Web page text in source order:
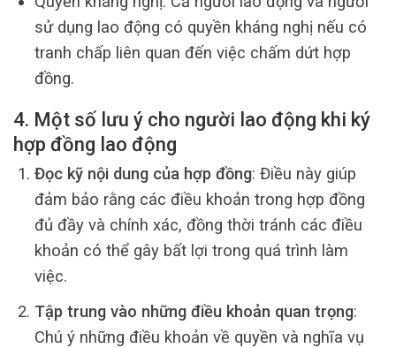
sử dụng lao động có quyền kháng nghị nếu có
tranh chấp liên quan đến việc chấm dứt hợp
đồng.
4. Một số lưu ý cho người lao động khi ký
hợp đồng lao động
Đọc kỹ nội dung của hợp đồng: Điều này giúp
đảm bảo rằng các điều khoản trong hợp đồng
đủ đầy và chính xác, đồng thời tránh các điều
khoản có thể gây bất lợi trong quá trình làm
việc.
Tập trung vào những điều khoản quan trọng:
Chú ý những điều khoản về quyền và nghĩa vụ